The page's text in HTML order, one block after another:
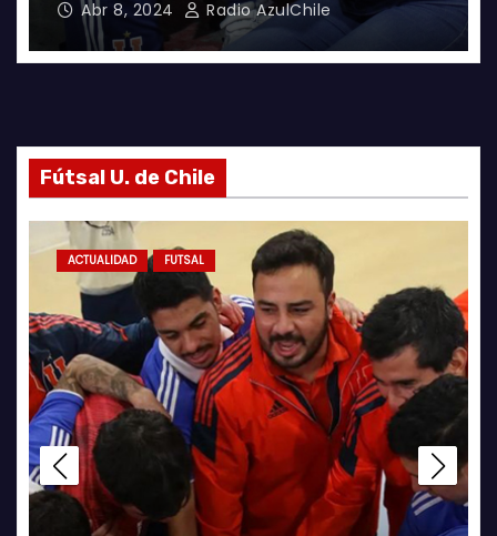
Abr 2, 2024 Radio AzulChile
Fútsal U. de Chile
ACTUALIDAD FUTSAL